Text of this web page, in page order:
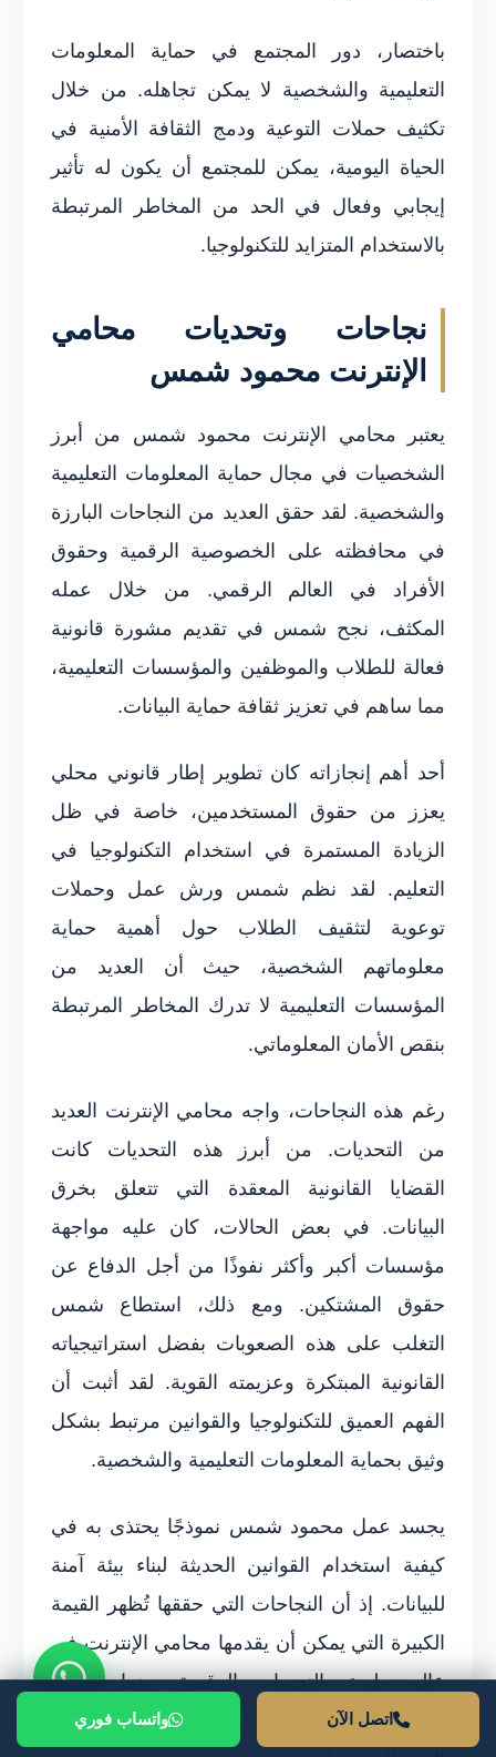
باختصار، دور المجتمع في حماية المعلومات
التعليمية والشخصية لا يمكن تجاهله. من خلال
تكثيف حملات التوعية ودمج الثقافة الأمنية في
الحياة اليومية، يمكن للمجتمع أن يكون له تأثير
إيجابي وفعال في الحد من المخاطر المرتبطة
بالاستخدام المتزايد للتكنولوجيا.
نجاحات وتحديات محامي
الإنترنت محمود شمس
يعتبر محامي الإنترنت محمود شمس من أبرز
الشخصيات في مجال حماية المعلومات التعليمية
والشخصية. لقد حقق العديد من النجاحات البارزة
في محافظته على الخصوصية الرقمية وحقوق
الأفراد في العالم الرقمي. من خلال عمله
المكثف، نجح شمس في تقديم مشورة قانونية
فعالة للطلاب والموظفين والمؤسسات التعليمية،
مما ساهم في تعزيز ثقافة حماية البيانات.
أحد أهم إنجازاته كان تطوير إطار قانوني محلي
يعزز من حقوق المستخدمين، خاصة في ظل
الزيادة المستمرة في استخدام التكنولوجيا في
التعليم. لقد نظم شمس ورش عمل وحملات
توعوية لتثقيف الطلاب حول أهمية حماية
معلوماتهم الشخصية، حيث أن العديد من
المؤسسات التعليمية لا تدرك المخاطر المرتبطة
بنقص الأمان المعلوماتي.
رغم هذه النجاحات، واجه محامي الإنترنت العديد
من التحديات. من أبرز هذه التحديات كانت
القضايا القانونية المعقدة التي تتعلق بخرق
البيانات. في بعض الحالات، كان عليه مواجهة
مؤسسات أكبر وأكثر نفوذًا من أجل الدفاع عن
حقوق المشتكين. ومع ذلك، استطاع شمس
التغلب على هذه الصعوبات بفضل استراتيجياته
القانونية المبتكرة وعزيمته القوية. لقد أثبت أن
الفهم العميق للتكنولوجيا والقوانين مرتبط بشكل
وثيق بحماية المعلومات التعليمية والشخصية.
يجسد عمل محمود شمس نموذجًا يحتذى به في
كيفية استخدام القوانين الحديثة لبناء بيئة آمنة
للبيانات. إذ أن النجاحات التي حققها تُظهر القيمة
الكبيرة التي يمكن أن يقدمها محامي الإنترنت في
عالم مليء بالتحديات الرقمية، بينما تعكس
التحديات التي واجهها عمق تأثير عمله في تحقيق
اتصل الآن واتساب فوري